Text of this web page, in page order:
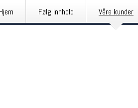
Hjem Følg innhold Våre kunder